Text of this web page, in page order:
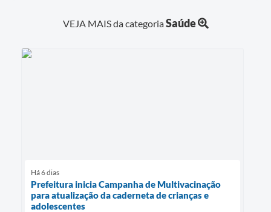
VEJA MAIS da categoriaSaúde
Há 6 dias
Prefeitura inicia Campanha de Multivacinação
para atualização da caderneta de crianças e
adolescentes